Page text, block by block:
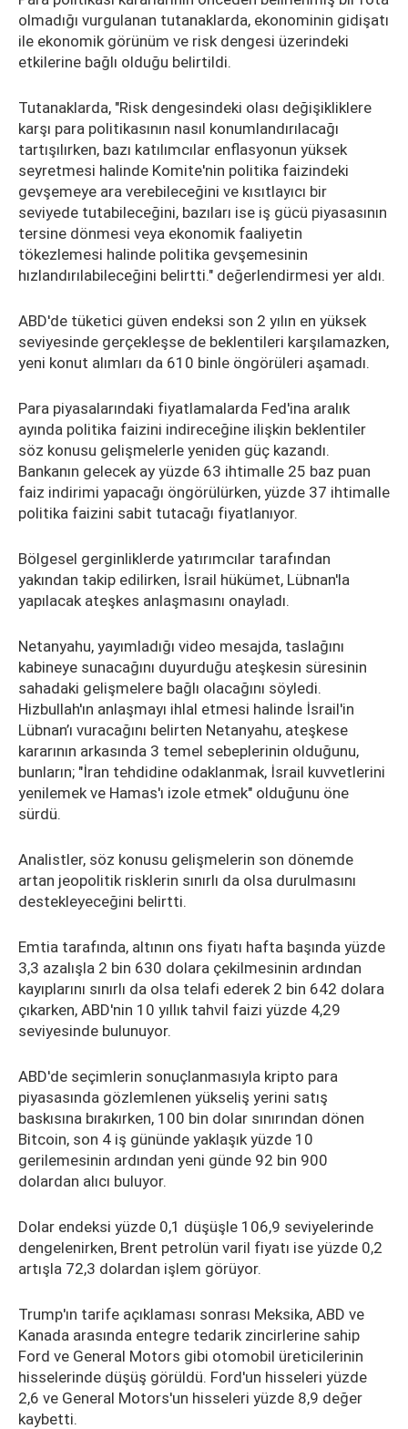
olmadığı vurgulanan tutanaklarda, ekonominin gidişatı
ile ekonomik görünüm ve risk dengesi üzerindeki
etkilerine bağlı olduğu belirtildi.
Tutanaklarda, "Risk dengesindeki olası değişikliklere
karşı para politikasının nasıl konumlandırılacağı
tartışılırken, bazı katılımcılar enflasyonun yüksek
seyretmesi halinde Komite'nin politika faizindeki
gevşemeye ara verebileceğini ve kısıtlayıcı bir
seviyede tutabileceğini, bazıları ise iş gücü piyasasının
tersine dönmesi veya ekonomik faaliyetin
tökezlemesi halinde politika gevşemesinin
hızlandırılabileceğini belirtti." değerlendirmesi yer aldı.
ABD'de tüketici güven endeksi son 2 yılın en yüksek
seviyesinde gerçekleşse de beklentileri karşılamazken,
yeni konut alımları da 610 binle öngörüleri aşamadı.
Para piyasalarındaki fiyatlamalarda Fed'ina aralık
ayında politika faizini indireceğine ilişkin beklentiler
söz konusu gelişmelerle yeniden güç kazandı.
Bankanın gelecek ay yüzde 63 ihtimalle 25 baz puan
faiz indirimi yapacağı öngörülürken, yüzde 37 ihtimalle
politika faizini sabit tutacağı fiyatlanıyor.
Bölgesel gerginliklerde yatırımcılar tarafından
yakından takip edilirken, İsrail hükümet, Lübnan'la
yapılacak ateşkes anlaşmasını onayladı.
Netanyahu, yayımladığı video mesajda, taslağını
kabineye sunacağını duyurduğu ateşkesin süresinin
sahadaki gelişmelere bağlı olacağını söyledi.
Hizbullah'ın anlaşmayı ihlal etmesi halinde İsrail'in
Lübnan’ı vuracağını belirten Netanyahu, ateşkese
kararının arkasında 3 temel sebeplerinin olduğunu,
bunların; "İran tehdidine odaklanmak, İsrail kuvvetlerini
yenilemek ve Hamas'ı izole etmek" olduğunu öne
sürdü.
Analistler, söz konusu gelişmelerin son dönemde
artan jeopolitik risklerin sınırlı da olsa durulmasını
destekleyeceğini belirtti.
Emtia tarafında, altının ons fiyatı hafta başında yüzde
3,3 azalışla 2 bin 630 dolara çekilmesinin ardından
kayıplarını sınırlı da olsa telafi ederek 2 bin 642 dolara
çıkarken, ABD'nin 10 yıllık tahvil faizi yüzde 4,29
seviyesinde bulunuyor.
ABD'de seçimlerin sonuçlanmasıyla kripto para
piyasasında gözlemlenen yükseliş yerini satış
baskısına bırakırken, 100 bin dolar sınırından dönen
Bitcoin, son 4 iş gününde yaklaşık yüzde 10
gerilemesinin ardından yeni günde 92 bin 900
dolardan alıcı buluyor.
Dolar endeksi yüzde 0,1 düşüşle 106,9 seviyelerinde
dengelenirken, Brent petrolün varil fiyatı ise yüzde 0,2
artışla 72,3 dolardan işlem görüyor.
Trump'ın tarife açıklaması sonrası Meksika, ABD ve
Kanada arasında entegre tedarik zincirlerine sahip
Ford ve General Motors gibi otomobil üreticilerinin
hisselerinde düşüş görüldü. Ford'un hisseleri yüzde
2,6 ve General Motors'un hisseleri yüzde 8,9 değer
kaybetti.